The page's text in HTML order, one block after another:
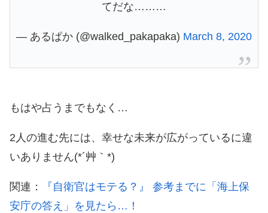
てだな………
— あるぱか (@walked_pakapaka) March 8, 2020
もはや占うまでもなく…
2人の進む先には、幸せな未来が広がっているに違
いありません(*´艸｀*)
関連：
『自衛官はモテる？』 参考までに「海上保
安庁の答え」を見たら…！